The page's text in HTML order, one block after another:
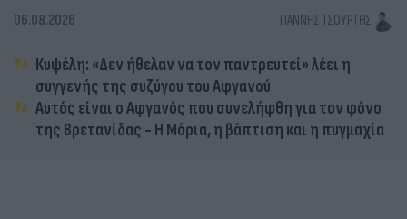
06.08.2026 ΓΙΆΝΝΗΣ ΤΣΟΎΡΤΗΣ
Κυψέλη: «Δεν ήθελαν να τον παντρευτεί» λέει η
συγγενής της συζύγου του Αφγανού
Αυτός είναι ο Αφγανός που συνελήφθη για τον φόνο
της Βρετανίδας - Η Μόρια, η βάπτιση και η πυγμαχία